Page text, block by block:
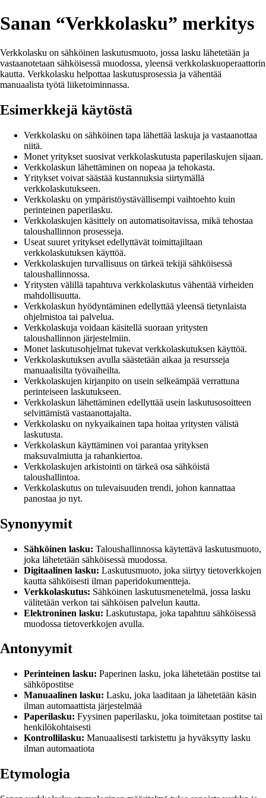
Sanan “Verkkolasku” merkitys
Verkkolasku on sähköinen laskutusmuoto, jossa lasku lähetetään ja
vastaanotetaan sähköisessä muodossa, yleensä verkkolaskuoperaattorin
kautta. Verkkolasku helpottaa laskutusprosessia ja vähentää
manuaalista työtä liiketoiminnassa.
Esimerkkejä käytöstä
Verkkolasku on sähköinen tapa lähettää laskuja ja vastaanottaa
niitä.
Monet yritykset suosivat verkkolaskutusta paperilaskujen sijaan.
Verkkolaskun lähettäminen on nopeaa ja tehokasta.
Yritykset voivat säästää kustannuksia siirtymällä
verkkolaskutukseen.
Verkkolasku on ympäristöystävällisempi vaihtoehto kuin
perinteinen paperilasku.
Verkkolaskujen käsittely on automatisoitavissa, mikä tehostaa
taloushallinnon prosesseja.
Useat suuret yritykset edellyttävät toimittajiltaan
verkkolaskutuksen käyttöä.
Verkkolaskujen turvallisuus on tärkeä tekijä sähköisessä
taloushallinnossa.
Yritysten välillä tapahtuva verkkolaskutus vähentää virheiden
mahdollisuutta.
Verkkolaskun hyödyntäminen edellyttää yleensä tietynlaista
ohjelmistoa tai palvelua.
Verkkolaskuja voidaan käsitellä suoraan yritysten
taloushallinnon järjestelmiin.
Monet laskutusohjelmat tukevat verkkolaskutuksen käyttöä.
Verkkolaskutuksen avulla säästetään aikaa ja resursseja
manuaalisilta työvaiheilta.
Verkkolaskujen kirjanpito on usein selkeämpää verrattuna
perinteiseen laskutukseen.
Verkkolaskun lähettäminen edellyttää usein laskutusosoitteen
selvittämistä vastaanottajalta.
Verkkolasku on nykyaikainen tapa hoitaa yritysten välistä
laskutusta.
Verkkolaskun käyttäminen voi parantaa yrityksen
maksuvalmiutta ja rahankiertoa.
Verkkolaskujen arkistointi on tärkeä osa sähköistä
taloushallintoa.
Verkkolaskutus on tulevaisuuden trendi, johon kannattaa
panostaa jo nyt.
Synonyymit
Sähköinen lasku: Taloushallinnossa käytettävä laskutusmuoto,
joka lähetetään sähköisessä muodossa.
Digitaalinen lasku: Laskutusmuoto, joka siirtyy tietoverkkojen
kautta sähköisesti ilman paperidokumentteja.
Verkkolaskutus: Sähköinen laskutusmenetelmä, jossa lasku
välitetään verkon tai sähköisen palvelun kautta.
Elektroninen lasku: Laskutustapa, joka tapahtuu sähköisessä
muodossa tietoverkkojen avulla.
Antonyymit
Perinteinen lasku: Paperinen lasku, joka lähetetään postitse tai
sähköpostitse
Manuaalinen lasku: Lasku, joka laaditaan ja lähetetään käsin
ilman automaattista järjestelmää
Paperilasku: Fyysinen paperilasku, joka toimitetaan postitse tai
henkilökohtaisesti
Kontrollilasku: Manuaalisesti tarkistettu ja hyväksytty lasku
ilman automaatiota
Etymologia